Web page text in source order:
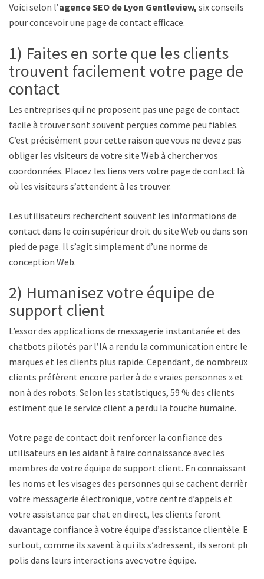
Voici selon l’agence SEO de Lyon Gentleview, six conseils
pour concevoir une page de contact efficace.
1) Faites en sorte que les clients
trouvent facilement votre page de
contact
Les entreprises qui ne proposent pas une page de contact
facile à trouver sont souvent perçues comme peu fiables.
C’est précisément pour cette raison que vous ne devez pas
obliger les visiteurs de votre site Web à chercher vos
coordonnées. Placez les liens vers votre page de contact là
où les visiteurs s’attendent à les trouver.
Les utilisateurs recherchent souvent les informations de
contact dans le coin supérieur droit du site Web ou dans son
pied de page. Il s’agit simplement d’une norme de
conception Web.
2) Humanisez votre équipe de
support client
L’essor des applications de messagerie instantanée et des
chatbots pilotés par l’IA a rendu la communication entre les
marques et les clients plus rapide. Cependant, de nombreux
clients préfèrent encore parler à de « vraies personnes » et
non à des robots. Selon les statistiques, 59 % des clients
estiment que le service client a perdu la touche humaine.
Votre page de contact doit renforcer la confiance des
utilisateurs en les aidant à faire connaissance avec les
membres de votre équipe de support client. En connaissant
les noms et les visages des personnes qui se cachent derrière
votre messagerie électronique, votre centre d’appels et
votre assistance par chat en direct, les clients feront
davantage confiance à votre équipe d’assistance clientèle. Et
surtout, comme ils savent à qui ils s’adressent, ils seront plus
polis dans leurs interactions avec votre équipe.